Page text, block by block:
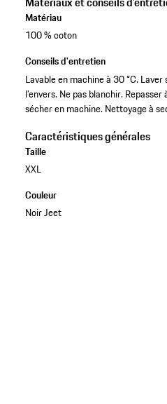
Matériau
100 % coton
Conseils d'entretien
Lavable en machine à 30 °C.
l’envers. Ne pas blanchir.
sécher en machine. Nettoyage à
Caractéristiques générales
Taille
XXL
Couleur
Noir Jeet